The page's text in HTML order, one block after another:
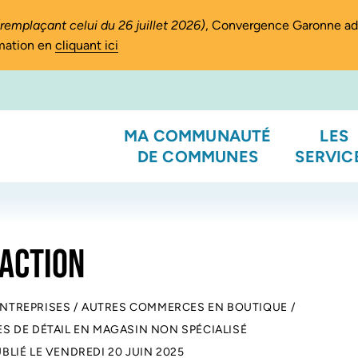
celui du 26 juillet 2026), Convergence Garonne
en cliquant ici
MA COMMUNAUTÉ
DE COMMUNES
LES
/ AUTRES COMMERCES EN BOUTIQUE /
DE DÉTAIL EN MAGASIN NON SPÉCIALISÉ
LE VENDREDI 20 JUIN 2025